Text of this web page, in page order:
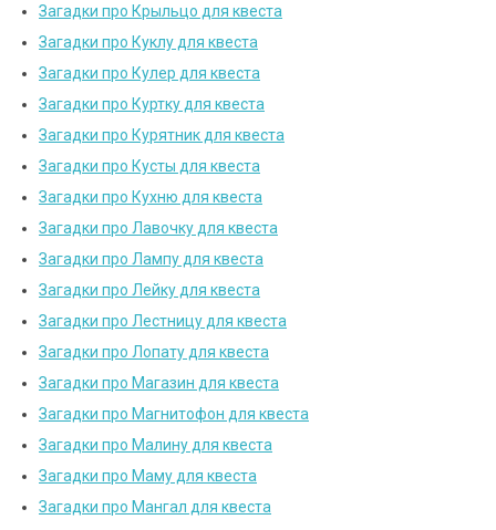
Загадки про Крыльцо для квеста
Загадки про Куклу для квеста
Загадки про Кулер для квеста
Загадки про Куртку для квеста
Загадки про Курятник для квеста
Загадки про Кусты для квеста
Загадки про Кухню для квеста
Загадки про Лавочку для квеста
Загадки про Лампу для квеста
Загадки про Лейку для квеста
Загадки про Лестницу для квеста
Загадки про Лопату для квеста
Загадки про Магазин для квеста
Загадки про Магнитофон для квеста
Загадки про Малину для квеста
Загадки про Маму для квеста
Загадки про Мангал для квеста